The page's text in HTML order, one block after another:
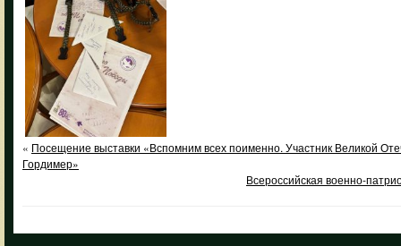
« Посещение выставки «Вспомним всех поименно. Участник Великой
Гордимер»
Всероссийская военно-